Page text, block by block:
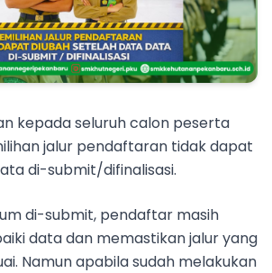
kepada seluruh calon peserta
jalur pendaftaran tidak dapat
di-submit/difinalisasi.
di-submit, pendaftar masih
data dan memastikan jalur yang
Namun apabila sudah melakukan